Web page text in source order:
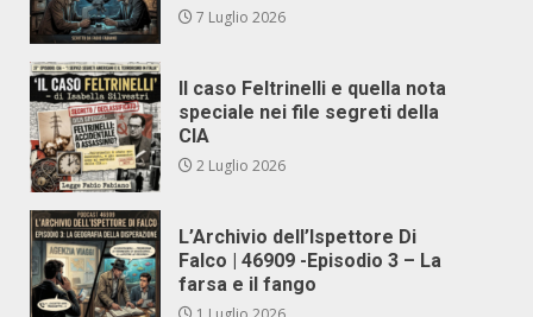
7 Luglio 2026
Il caso Feltrinelli e quella nota
speciale nei file segreti della
CIA
2 Luglio 2026
L’Archivio dell’Ispettore Di
Falco | 46909 -Episodio 3 – La
farsa e il fango